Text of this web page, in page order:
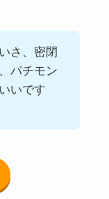
さ、密閉
パチモン
いです